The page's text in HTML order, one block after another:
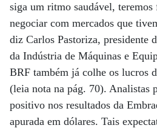
siga um ritmo saudável,
negociar com mercados que
diz Carlos Pastoriza, presidente
da Indústria de Máquinas e
BRF também já colhe os lucros
(leia nota na pág. 70). Analistas
positivo nos resultados da
apurada em dólares. Tais